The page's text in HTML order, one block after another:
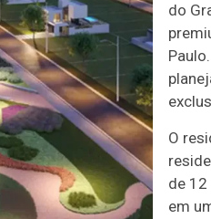
do
O
de
em